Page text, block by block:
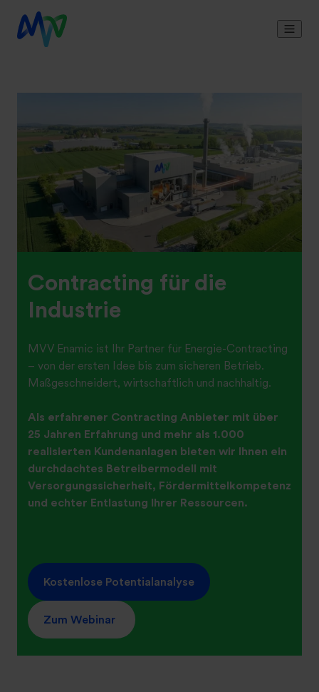
Contracting für die
Industrie
MVV Enamic ist Ihr Partner für Energie-Contracting
– von der ersten Idee bis zum sicheren Betrieb.
Maßgeschneidert, wirtschaftlich und nachhaltig.
Als erfahrener Contracting Anbieter mit über
25 Jahren Erfahrung und mehr als 1.000
realisierten Kundenanlagen bieten wir Ihnen ein
durchdachtes Betreibermodell mit
Versorgungssicherheit, Fördermittelkompetenz
und echter Entlastung Ihrer Ressourcen.
Kostenlose Potentialanalyse
Zum Webinar